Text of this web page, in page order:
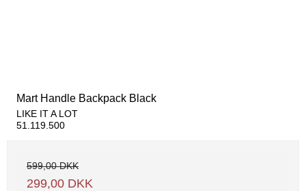
Mart Handle Backpack Black
LIKE IT A LOT
51.119.500
599,00 DKK
299,00 DKK